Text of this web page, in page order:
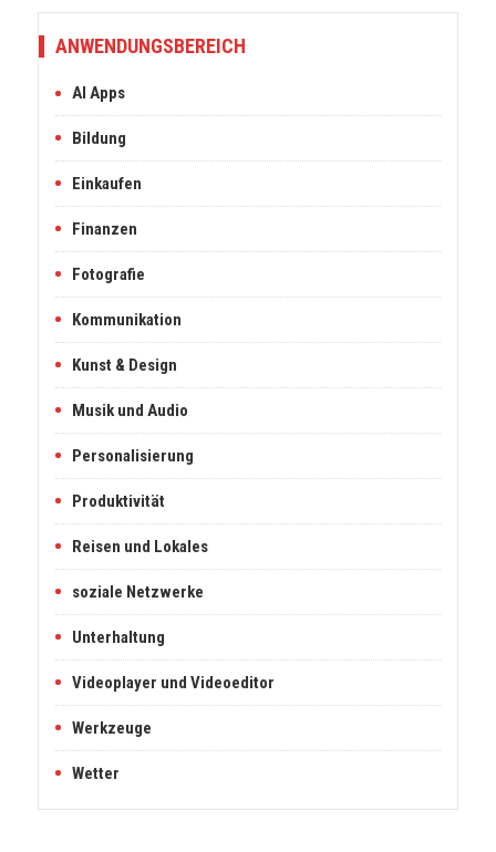
ANWENDUNGSBEREICH
AI Apps
Bildung
Einkaufen
Finanzen
Fotografie
Kommunikation
Kunst & Design
Musik und Audio
Personalisierung
Produktivität
Reisen und Lokales
soziale Netzwerke
Unterhaltung
Videoplayer und Videoeditor
Werkzeuge
Wetter